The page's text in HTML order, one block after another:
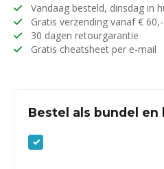
Vandaag besteld, dinsdag in
Gratis verzending vanaf € 60,-
30 dagen retourgarantie
Gratis cheatsheet per e-mail
Bestel als bundel en